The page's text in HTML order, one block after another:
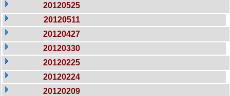
20120525
20120511
20120427
20120330
20120225
20120224
20120209